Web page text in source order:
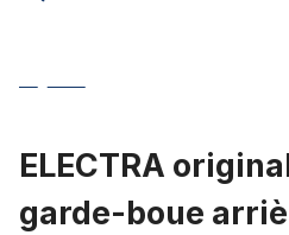
ELECTRA
garde-boue